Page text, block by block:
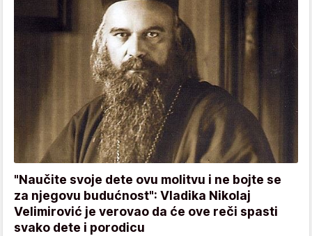
"Naučite svoje dete ovu molitvu i ne bojte se
za njegovu budućnost": Vladika Nikolaj
Velimirović je verovao da će ove reči spasti
svako dete i porodicu